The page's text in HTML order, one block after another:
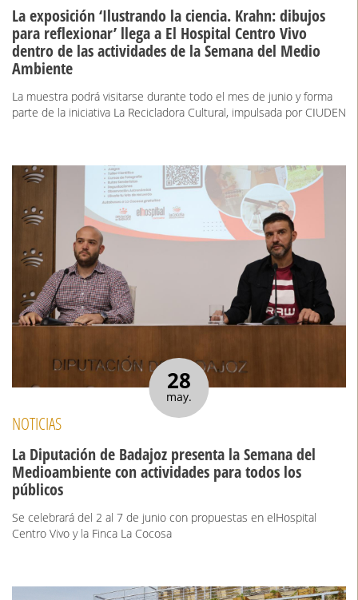
La exposición ‘Ilustrando la ciencia. Krahn: dibujos
para reflexionar’ llega a El Hospital Centro Vivo
dentro de las actividades de la Semana del Medio
Ambiente
La muestra podrá visitarse durante todo el mes de junio y forma
parte de la iniciativa La Recicladora Cultural, impulsada por CIUDEN
28
may.
NOTICIAS
La Diputación de Badajoz presenta la Semana del
Medioambiente con actividades para todos los
públicos
Se celebrará del 2 al 7 de junio con propuestas en elHospital
Centro Vivo y la Finca La Cocosa